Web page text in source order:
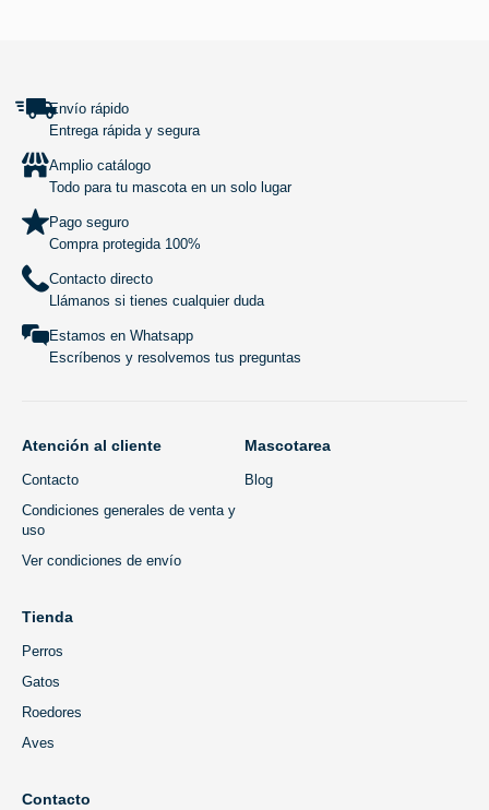
Envío rápido
Entrega rápida y segura
Amplio catálogo
Todo para tu mascota en un solo lugar
Pago seguro
Compra protegida 100%
Contacto directo
Llámanos si tienes cualquier duda
Estamos en Whatsapp
Escríbenos y resolvemos tus preguntas
Atención al cliente
Contacto
Condiciones generales de venta y
uso
Ver condiciones de envío
Mascotarea
Blog
Tienda
Perros
Gatos
Roedores
Aves
Contacto